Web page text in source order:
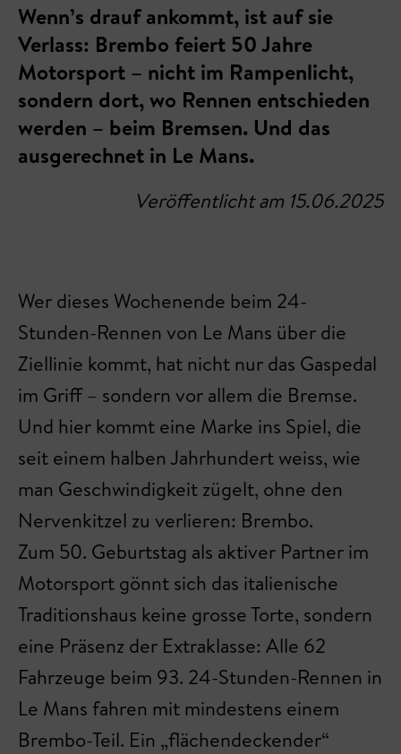
Wenn’s drauf ankommt, ist auf sie
Verlass: Brembo feiert 50 Jahre
Motorsport – nicht im Rampenlicht,
sondern dort, wo Rennen entschieden
werden – beim Bremsen. Und das
ausgerechnet in Le Mans.
Veröffentlicht am 15.06.2025
Wer dieses Wochenende beim 24-
Stunden-Rennen von Le Mans über die
Ziellinie kommt, hat nicht nur das Gaspedal
im Griff – sondern vor allem die Bremse.
Und hier kommt eine Marke ins Spiel, die
seit einem halben Jahrhundert weiss, wie
man Geschwindigkeit zügelt, ohne den
Nervenkitzel zu verlieren: Brembo.
Zum 50. Geburtstag als aktiver Partner im
Motorsport gönnt sich das italienische
Traditionshaus keine grosse Torte, sondern
eine Präsenz der Extraklasse: Alle 62
Fahrzeuge beim 93. 24-Stunden-Rennen in
Le Mans fahren mit mindestens einem
Brembo-Teil. Ein „flächendeckender“